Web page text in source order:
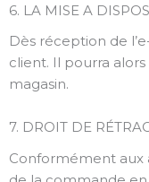
6. LA MISE A
Dès réception de
client. Il pourra
magasin.
7. DROIT DE
Conformément aux